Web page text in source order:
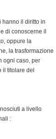
hanno il diritto in
di conoscerne il
oppure la
la trasformazione
ogni caso, per
titolare del
a livello
: